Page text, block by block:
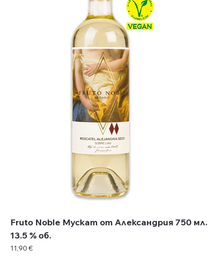
Fruto Noble Мускат от Александрия 750 мл.
13.5 % об.
Цена
11,90 €